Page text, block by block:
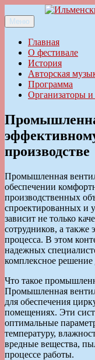
к
содержимому
Ильменский
Меню
Главная
О фестивале
История
Авторская
Программа
Организаторы
производстве
Промышленная
обеспечении
производственных
спроектированных и
зависит не только
сотрудников, а также
процесса. В этом
надежных
комплексное решение
Что такое
Промышленная
для обеспечения
помещениях. Эти
оптимальные
температуру,
вредные вещества,
процессе работы.